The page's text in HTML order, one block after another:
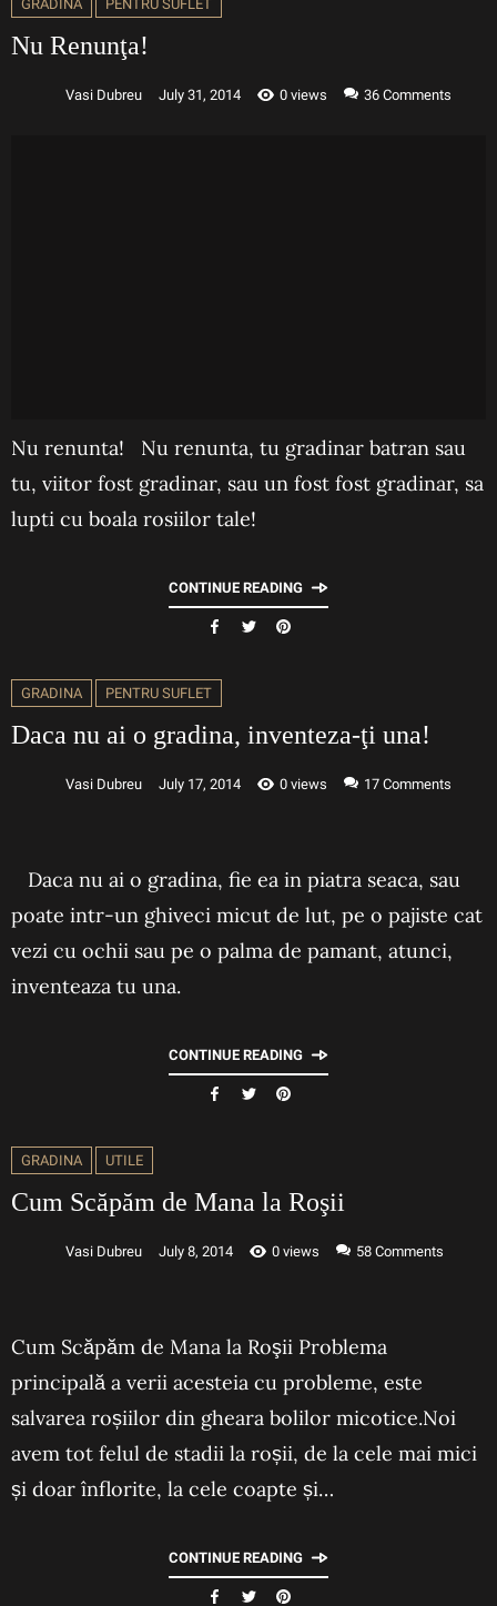
GRADINA PENTRU SUFLET
Nu Renunţa!
Vasi Dubreu July 31, 2014 0 views 36 Comments
Nu renunta! Nu renunta, tu gradinar batran sau
tu, viitor fost gradinar, sau un fost fost gradinar, sa
lupti cu boala rosiilor tale!
CONTINUE READING
GRADINA PENTRU SUFLET
Daca nu ai o gradina, inventeza-ţi una!
Vasi Dubreu July 17, 2014 0 views 17 Comments
Daca nu ai o gradina, fie ea in piatra seaca, sau
poate intr-un ghiveci micut de lut, pe o pajiste cat
vezi cu ochii sau pe o palma de pamant, atunci,
inventeaza tu una.
CONTINUE READING
GRADINA UTILE
Cum Scăpăm de Mana la Roşii
Vasi Dubreu July 8, 2014 0 views 58 Comments
Cum Scăpăm de Mana la Roşii Problema
principală a verii acesteia cu probleme, este
salvarea roșiilor din gheara bolilor micotice.Noi
avem tot felul de stadii la roșii, de la cele mai mici
și doar înflorite, la cele coapte și…
CONTINUE READING